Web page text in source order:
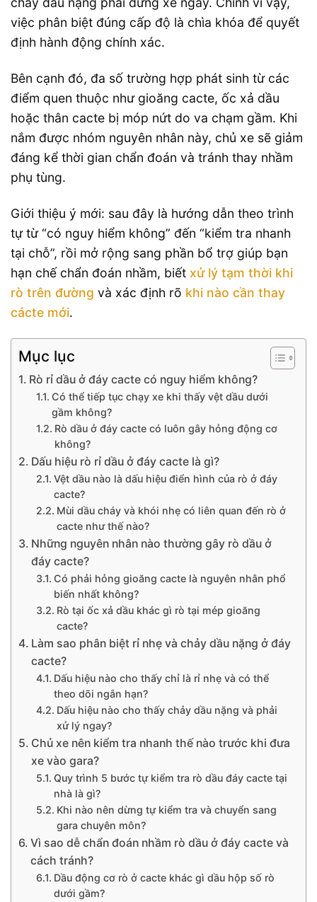
việc phân biệt đúng cấp độ là chìa khóa để quyết
định hành động chính xác.
Bên cạnh đó, đa số trường hợp phát sinh từ các
điểm quen thuộc như gioăng cacte, ốc xả dầu
hoặc thân cacte bị móp nứt do va chạm gầm. Khi
nắm được nhóm nguyên nhân này, chủ xe sẽ giảm
đáng kể thời gian chẩn đoán và tránh thay nhầm
phụ tùng.
Giới thiệu ý mới: sau đây là hướng dẫn theo trình
tự từ “có nguy hiểm không” đến “kiểm tra nhanh
tại chỗ”, rồi mở rộng sang phần bổ trợ giúp bạn
hạn chế chẩn đoán nhầm, biết xử lý tạm thời khi
rò trên đường và xác định rõ khi nào cần thay
cácte mới.
Mục lục
Rò rỉ dầu ở đáy cacte có nguy hiểm không?
Có thể tiếp tục chạy xe khi thấy vệt dầu dưới
gầm không?
Rò dầu ở đáy cacte có luôn gây hỏng động cơ
không?
Dấu hiệu rò rỉ dầu ở đáy cacte là gì?
Vệt dầu nào là dấu hiệu điển hình của rò ở đáy
cacte?
Mùi dầu cháy và khói nhẹ có liên quan đến rò ở
cacte như thế nào?
Những nguyên nhân nào thường gây rò dầu ở
đáy cacte?
Có phải hỏng gioăng cacte là nguyên nhân phổ
biến nhất không?
Rò tại ốc xả dầu khác gì rò tại mép gioăng
cacte?
Làm sao phân biệt rỉ nhẹ và chảy dầu nặng ở đáy
cacte?
Dấu hiệu nào cho thấy chỉ là rỉ nhẹ và có thể
theo dõi ngắn hạn?
Dấu hiệu nào cho thấy chảy dầu nặng và phải
xử lý ngay?
Chủ xe nên kiểm tra nhanh thế nào trước khi đưa
xe vào gara?
Quy trình 5 bước tự kiểm tra rò dầu đáy cacte tại
nhà là gì?
Khi nào nên dừng tự kiểm tra và chuyển sang
gara chuyên môn?
Vì sao dễ chẩn đoán nhầm rò dầu ở đáy cacte và
cách tránh?
Dầu động cơ rò ở cacte khác gì dầu hộp số rò
dưới gầm?